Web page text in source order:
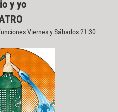
y yo
Viernes y Sábados 21:30